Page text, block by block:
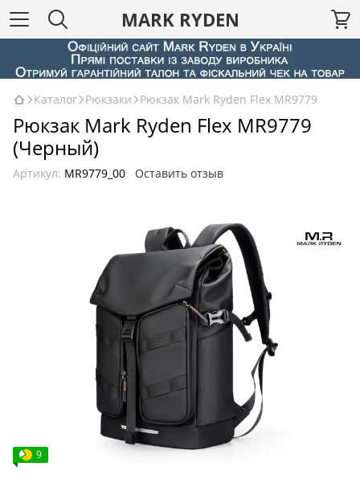
MARK RYDEN
Каталог Рюкзаки Рюкзак Mark Ryden Flex MR9779
Рюкзак Mark Ryden Flex MR9779
(Черный)
Артикул: MR9779_00 Оставить отзыв
9